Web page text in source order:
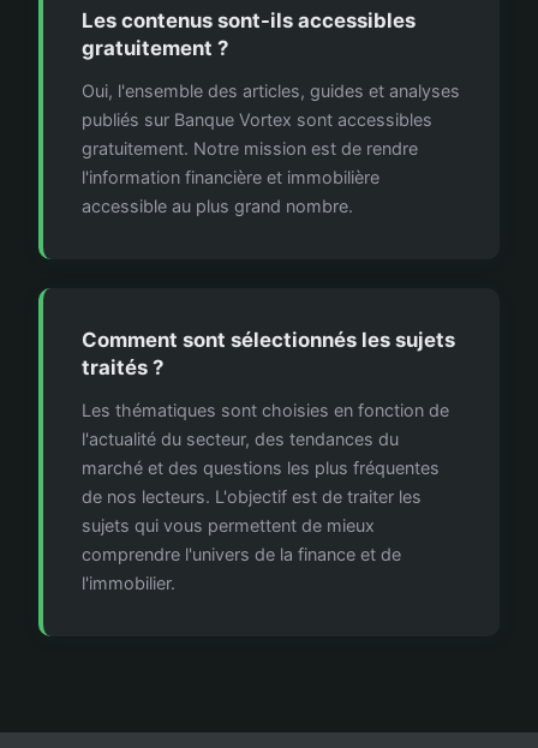
Les contenus sont-ils accessibles
gratuitement ?
Oui, l'ensemble des articles, guides et analyses
publiés sur Banque Vortex sont accessibles
gratuitement. Notre mission est de rendre
l'information financière et immobilière
accessible au plus grand nombre.
Comment sont sélectionnés les sujets
traités ?
Les thématiques sont choisies en fonction de
l'actualité du secteur, des tendances du
marché et des questions les plus fréquentes
de nos lecteurs. L'objectif est de traiter les
sujets qui vous permettent de mieux
comprendre l'univers de la finance et de
l'immobilier.